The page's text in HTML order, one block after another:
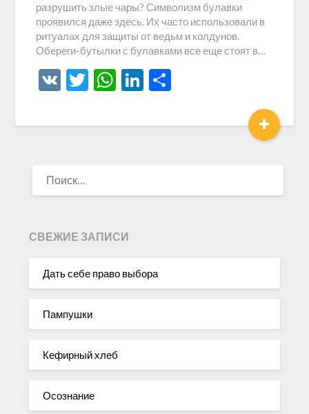
разрушить злые чары? Символизм булавки
проявился даже здесь. Их часто использовали в
ритуалах для защиты от ведьм и колдунов.
Обереги-бутылки с булавками все еще стоят в…
VK Twitter
WhatsApp
LinkedIn
+
СВЕЖИЕ ЗАПИСИ
Дать себе право выбора
Пампушки
Кефирный хлеб
Осознание